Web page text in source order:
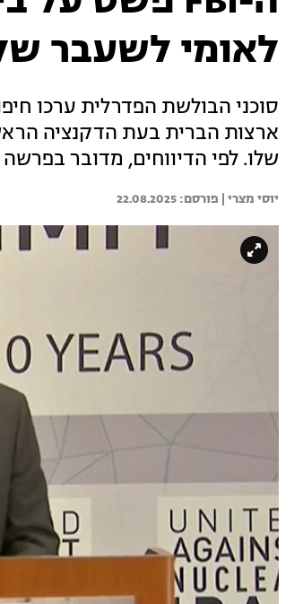
לאומי לשעבר
סוכני הבולשת הפדרלית ערכו
ארצות הברית בעת הדקנציה
שלו. לפי הדיווחים, מדובר
יוסי מצרי | 22.08.2025